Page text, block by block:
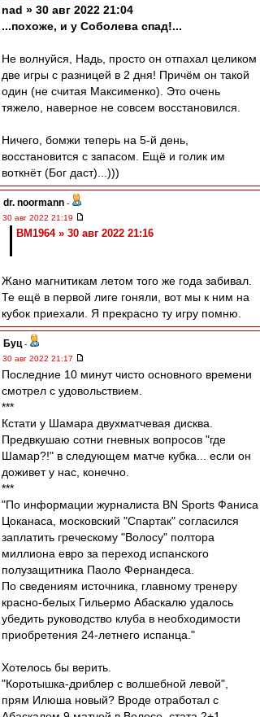
nad » 30 авг 2022 21:04
...похоже, и у Соболева спад!...
Не волнуйся, Надь, просто он отпахал целиком
две игры с разницей в 2 дня! Причём он такой
один (не считая Максименко). Это очень
тяжело, наверное не совсем восстановился.
Ничего, бомжи теперь на 5-й день,
восстановится с запасом. Ещё и голик им
воткнёт (Бог даст)...)))
dr. noormann -
30 авг 2022 21:19
BM1964 » 30 авг 2022 21:16
Жано магнитикам летом того же года забивал.
Те ещё в первой лиге гоняли, вот мы к ним на
кубок приехали. Я прекрасно ту игру помню.
Буц -
30 авг 2022 21:17
Последние 10 минут чисто основного времени
смотрел с удовольствием.
***
Кстати у Шамара двухматчевая дисква.
Предвкушаю сотни гневных вопросов "где
Шамар?!" в следующем матче кубка... если он
доживет у нас, конечно.
***
"По информации журналиста BN Sports Фаниса
Цоканаса, московский "Спартак" согласился
заплатить греческому "Волосу" полтора
миллиона евро за переход испанского
полузащитника Паоло Фернандеса.
По сведениям источника, главному тренеру
красно-белых Гильермо Абаскалю удалось
убедить руководство клуба в необходимости
приобретения 24-летнего испанца."
Хотелось бы верить.
"Коротышка-дриблер с волшебной левой",
прям Илюша новый? Вроде отработал с